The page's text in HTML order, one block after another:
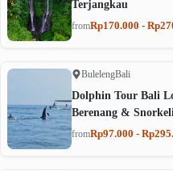
Terjangkau
fromRp170.000 -
BulelengBali
Dolphin Tour Bali
Berenang &
fromRp97.000 -